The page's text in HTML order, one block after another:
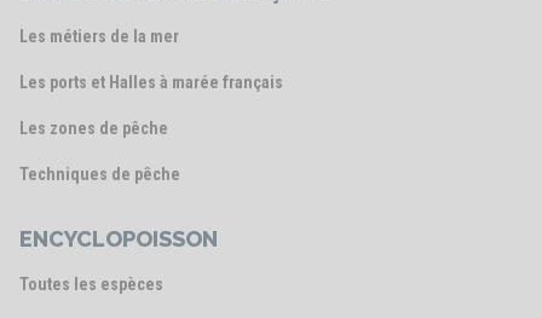
Les métiers de la mer
Les ports et Halles à marée français
Les zones de pêche
Techniques de pêche
ENCYCLOPOISSON
Toutes les espèces